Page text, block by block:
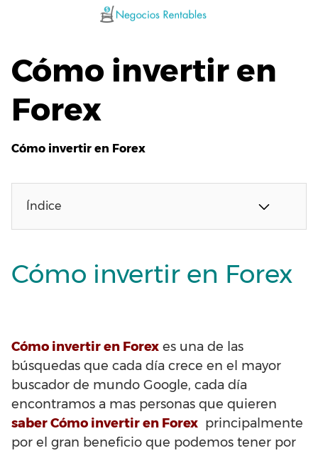
Cómo invertir en
Forex
Cómo invertir en Forex
Índice
Cómo invertir en Forex
Cómo invertir en Forex es una de las
búsquedas que cada día crece en el mayor
buscador de mundo Google, cada día
encontramos a mas personas que quieren
saber Cómo invertir en Forex principalmente
por el gran beneficio que podemos tener por